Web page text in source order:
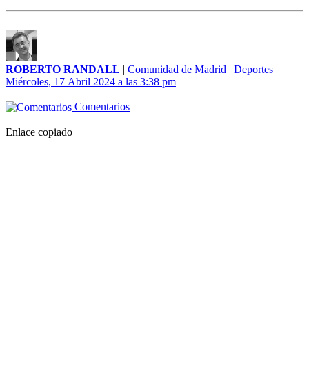
ROBERTO RANDALL | Comunidad de Madrid | Deportes
Miércoles, 17 Abril 2024 a las 3:38 pm
Comentarios
Enlace copiado